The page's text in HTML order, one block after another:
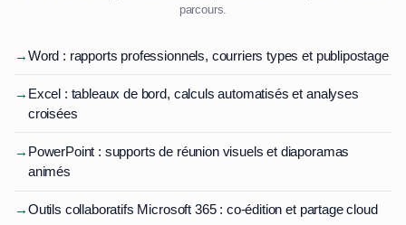
parcours.
→Word : rapports professionnels, courriers types et publipostage
→ Excel : tableaux de bord, calculs automatisés et analyses
croisées
→ PowerPoint : supports de réunion visuels et diaporamas
animés
→Outils collaboratifs Microsoft 365 : co-édition et partage cloud